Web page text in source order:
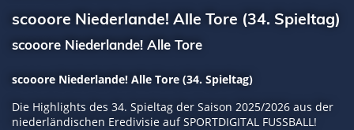
scooore Niederlande! Alle Tore (34. Spieltag)
scooore Niederlande! Alle Tore
scooore Niederlande! Alle Tore (34. Spieltag)
Die Highlights des 34. Spieltag der Saison 2025/2026 aus der
niederländischen Eredivisie auf SPORTDIGITAL FUSSBALL!